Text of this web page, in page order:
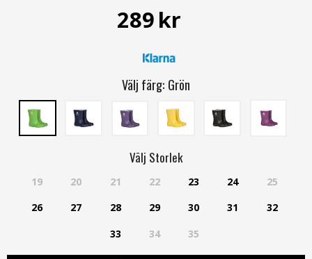
289kr
Välj färg: Grön
Välj Storlek
19 20 21 22 23 24
25
26
27 28 29 30 31
32
33
34 35